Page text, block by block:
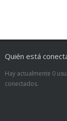
Quién está
Hay actualmente 0
conectados.